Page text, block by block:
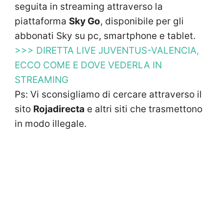
seguita in streaming attraverso la
piattaforma Sky Go, disponibile per gli
abbonati Sky su pc, smartphone e tablet.
>>> DIRETTA LIVE JUVENTUS-VALENCIA,
ECCO COME E DOVE VEDERLA IN
STREAMING
Ps: Vi sconsigliamo di cercare attraverso il
sito Rojadirecta e altri siti che trasmettono
in modo illegale.